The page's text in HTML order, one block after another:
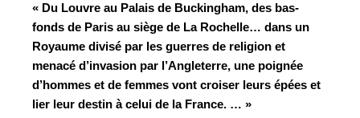
« Du Louvre au Palais de Buckingham, des bas-
fonds de Paris au siège de La Rochelle… dans un
Royaume divisé par les guerres de religion et
menacé d’invasion par l’Angleterre, une poignée
d’hommes et de femmes vont croiser leurs épées et
lier leur destin à celui de la France. … »